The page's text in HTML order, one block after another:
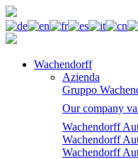
Wachendorff
Azienda
Gruppo
Our company
Wachendorff
Wachendorff
Wachendorff